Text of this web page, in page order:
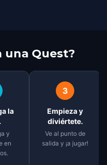
una Quest?
la
y
en
3
Empieza y
diviértete.
Ve al punto de
salida y ¡a jugar!